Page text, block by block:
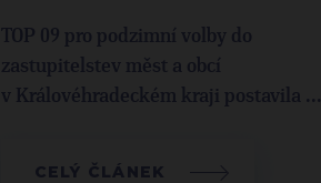
TOP 09 pro podzimní volby do
zastupitelstev měst a obcí
v Královéhradeckém kraji postavila ...
CELÝ ČLÁNEK